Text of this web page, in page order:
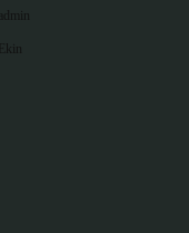
admin
Ekin